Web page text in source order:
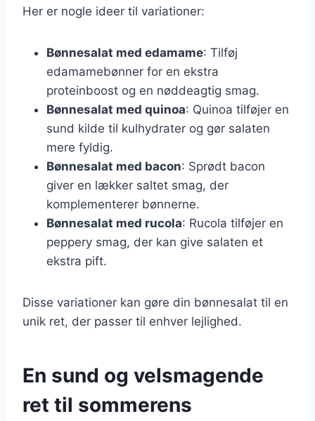
Her er nogle ideer til variationer:
Bønnesalat med edamame: Tilføj
edamamebønner for en ekstra
proteinboost og en nøddeagtig smag.
Bønnesalat med quinoa: Quinoa tilføjer en
sund kilde til kulhydrater og gør salaten
mere fyldig.
Bønnesalat med bacon: Sprødt bacon
giver en lækker saltet smag, der
komplementerer bønnerne.
Bønnesalat med rucola: Rucola tilføjer en
peppery smag, der kan give salaten et
ekstra pift.
Disse variationer kan gøre din bønnesalat til en
unik ret, der passer til enhver lejlighed.
En sund og velsmagende
ret til sommerens